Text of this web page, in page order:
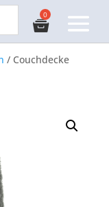
/ Couchdecke